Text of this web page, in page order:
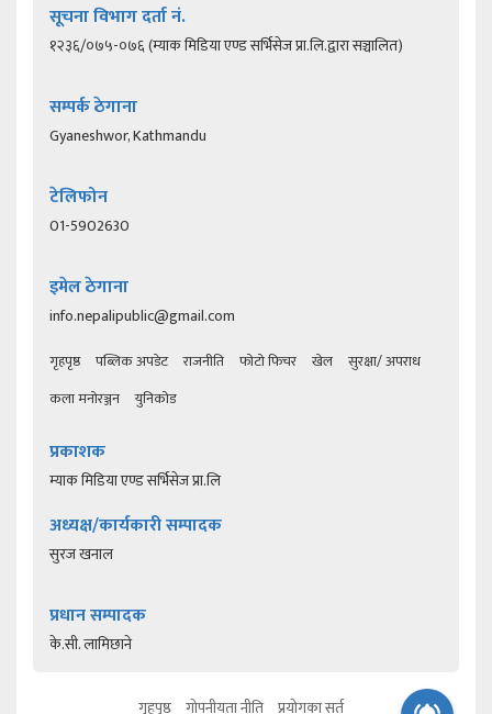
सूचना विभाग दर्ता नं.
१२३६/०७५-०७६ (म्याक मिडिया एण्ड सर्भिसेज प्रा.लि.द्वारा सञ्चालित)
सम्पर्क ठेगाना
Gyaneshwor, Kathmandu
टेलिफोन
01-5902630
इमेल ठेगाना
info.nepalipublic@gmail.com
गृहपृष्ठ पब्लिक अपडेट राजनीति फोटो फिचर खेल
सुरक्षा/ अपराध
कला मनोरञ्जन
युनिकोड
प्रकाशक
म्याक मिडिया एण्ड सर्भिसेज प्रा.लि
अध्यक्ष/कार्यकारी सम्पादक
सुरज खनाल
प्रधान सम्पादक
के.सी. लामिछाने
गृहपृष्ठ गोपनीयता नीति प्रयोगका सर्त